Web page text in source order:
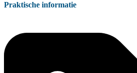
Praktische informatie